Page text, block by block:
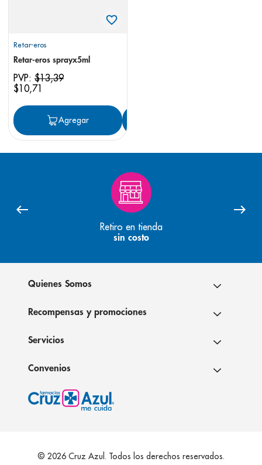
Retar-eros
Retar-eros sprayx5ml
PVP: $13,39
$10,71
Agregar
Retiro en tienda
sin costo
Quienes Somos
Recompensas y promociones
Servicios
Convenios
© 2026 Cruz Azul. Todos los derechos reservados.